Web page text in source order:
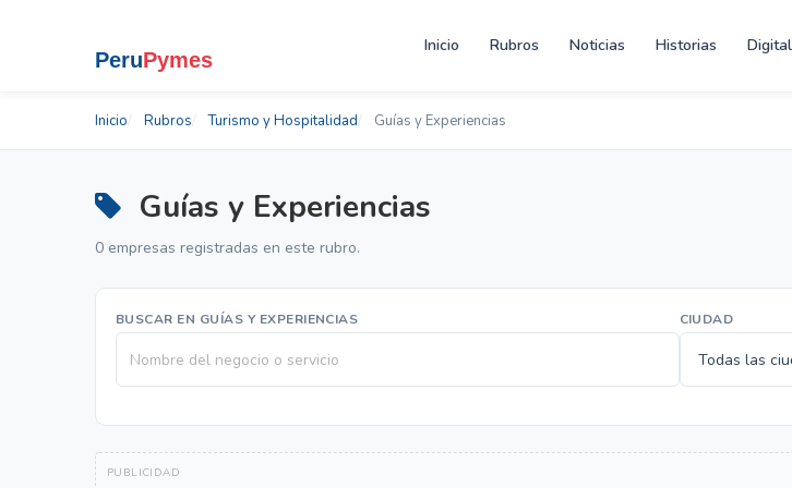
Inicio Rubros Noticias Historias
Inicio Rubros Turismo y Hospitalidad Guías y Experiencias
Guías y Experiencias
0 empresas registradas en este rubro.
BUSCAR EN GUÍAS Y EXPERIENCIAS CIUDAD